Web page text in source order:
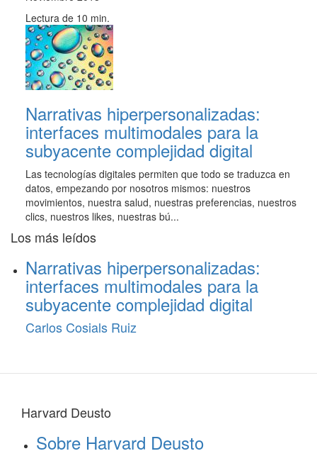
Lectura de 10 min.
Narrativas hiperpersonalizadas:
interfaces multimodales para la
subyacente complejidad digital
Las tecnologías digitales permiten que todo se traduzca en
datos, empezando por nosotros mismos: nuestros
movimientos, nuestra salud, nuestras preferencias, nuestros
clics, nuestros likes, nuestras bú...
Los más leídos
Narrativas hiperpersonalizadas:
interfaces multimodales para la
subyacente complejidad digital
Carlos Cosials Ruiz
Harvard Deusto
Sobre Harvard Deusto